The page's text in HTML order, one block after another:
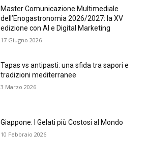
Master Comunicazione Multimediale
dell’Enogastronomia 2026/2027: la XV
edizione con AI e Digital Marketing
17 Giugno 2026
Tapas vs antipasti: una sfida tra sapori e
tradizioni mediterranee
3 Marzo 2026
Giappone: I Gelati più Costosi al Mondo
10 Febbraio 2026